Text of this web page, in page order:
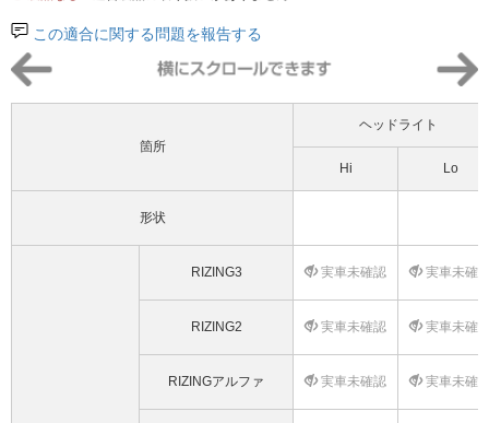
この適合に関する問題を報告する
箇所
ヘッドライト
Hi Lo
形状
RIZING3 実車未確認 実車未確
RIZING2 実車未確認 実車未確
RIZINGアルファ 実車未確認 実車未確